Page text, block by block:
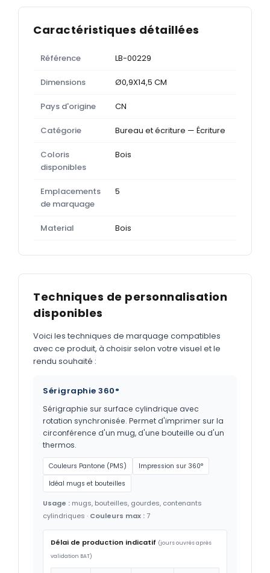
Outils & porte-clés
Cuisine
Caractéristiques détaillées
Référence LB-00229
Dimensions Ø0,9X14,5 CM
Pays d'origine CN
Catégorie Bureau et écriture — Écriture
Coloris
disponibles
Bois
Emplacements
de marquage
5
Material Bois
Techniques de personnalisation
disponibles
Voici les techniques de marquage compatibles
avec ce produit, à choisir selon votre visuel et le
rendu souhaité :
Sérigraphie 360°
Sérigraphie sur surface cylindrique avec
rotation synchronisée. Permet d'imprimer sur la
circonférence d'un mug, d'une bouteille ou d'un
thermos.
Couleurs Pantone (PMS)
Impression sur 360°
Idéal mugs et bouteilles
Usage : mugs, bouteilles, gourdes, contenants
cylindriques · Couleurs max :7
Délai de production indicatif (jours ouvrés après
validation BAT)